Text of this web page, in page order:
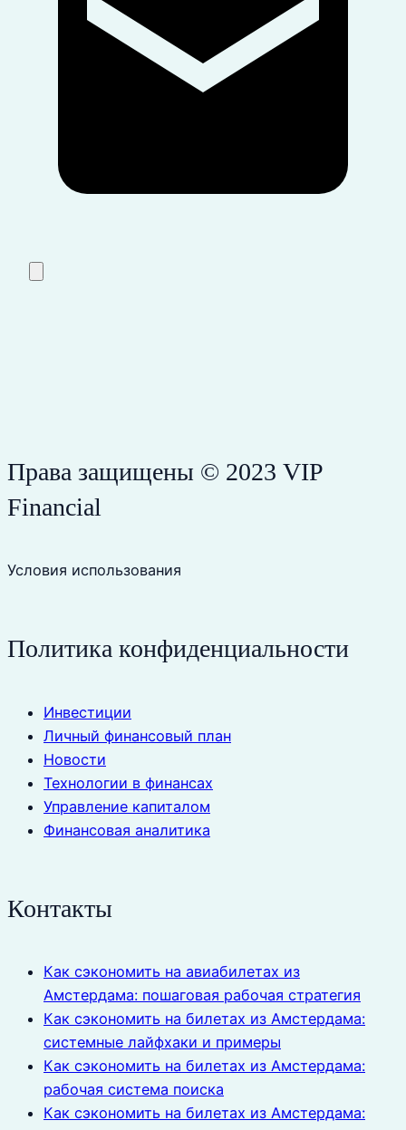
Права защищены © 2023 VIP
Financial
Условия использования
Политика конфиденциальности
Инвестиции
Личный финансовый план
Новости
Технологии в финансах
Управление капиталом
Финансовая аналитика
Контакты
Как сэкономить на авиабилетах из
Амстердама: пошаговая рабочая стратегия
Как сэкономить на билетах из Амстердама:
системные лайфхаки и примеры
Как сэкономить на билетах из Амстердама:
рабочая система поиска
Как сэкономить на билетах из Амстердама: